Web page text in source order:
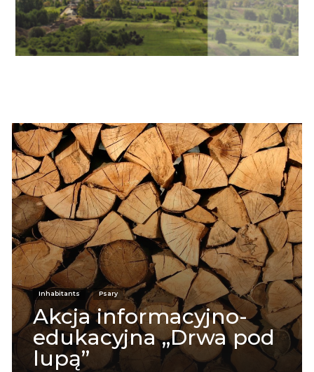
Inhabitants Psary
Akcja informacyjno-
edukacyjna „Drwa pod
lupą”